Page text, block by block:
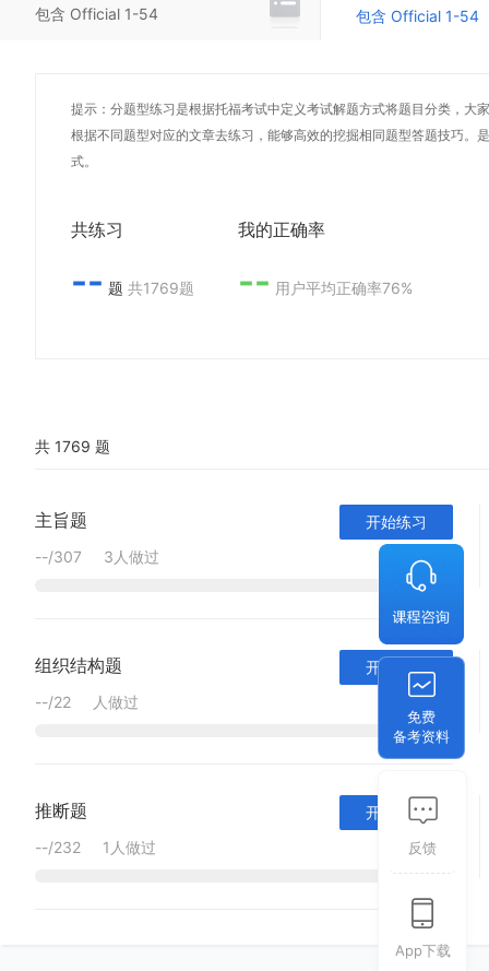
免费
备考资料
反馈
App下载
包含 Official 1-54 包含 Official 1-54
提示：分题型练习是根据托福考试中定义考试解题方式将题目分类，大
根据不同题型对应的文章去练习，能够高效的挖掘相同题型答题技巧。
式。
共练习
-- 题 共1769题
我的正确率
-- 用户平均正确率76%
共 1769 题
主旨题
开始练习
--/307 3人做过
组织结构题
开始练习
--/22 人做过
推断题
开始练习
--/232 1人做过